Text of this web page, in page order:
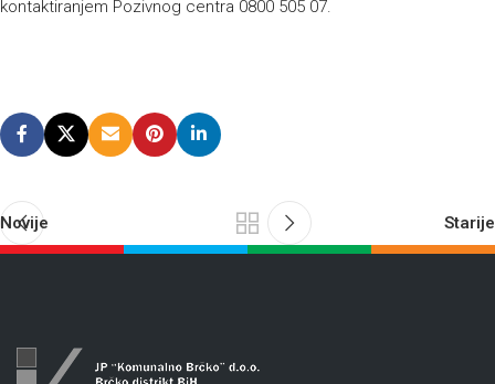
kontaktiranjem Pozivnog centra 0800 505 07.
Novije Starije